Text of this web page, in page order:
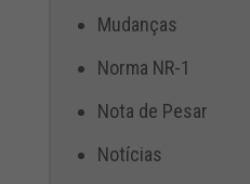
Mudanças
Norma NR-1
Nota de Pesar
Notícias